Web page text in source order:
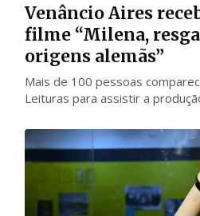
Venâncio Aires
filme “Milena,
origens alemãs”
Mais de 100 pessoas
Leituras para assistir a